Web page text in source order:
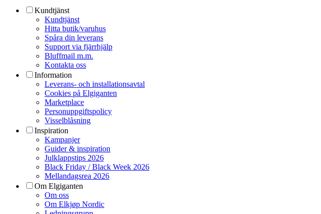
Kundtjänst
Kundtjänst
Hitta butik/varuhus
Spåra din leverans
Support via fjärrhjälp
Bluffmail m.m.
Kontakta oss
Information
Leverans- och installationsavtal
Cookies på Elgiganten
Marketplace
Personuppgiftspolicy
Visselblåsning
Inspiration
Kampanjer
Guider & inspiration
Julklappstips 2026
Black Friday / Black Week 2026
Mellandagsrea 2026
Om Elgiganten
Om oss
Om Elkjøp Nordic